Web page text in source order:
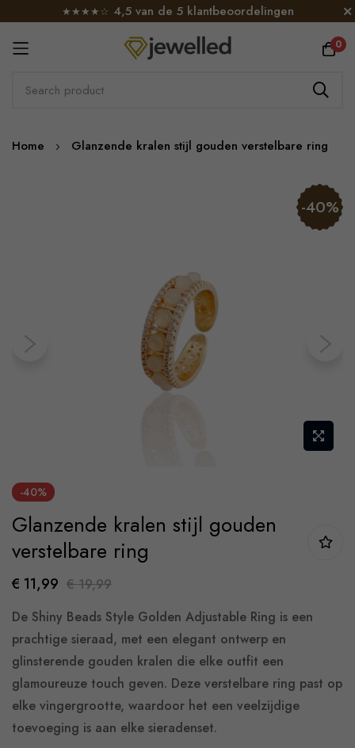
★★★★☆ 4,5 van de 5 klantbeoordelingen
0
Skip
Home Glanzende kralen stijl gouden verstelbare ring
gallery
-40%
to
the
beginning
the
images
gallery
-40%
Glanzende kralen stijl gouden
verstelbare ring
€ 11,99 € 19,99
De Shiny Beads Style Golden Adjustable Ring is een
prachtige sieraad, met een elegant ontwerp en
glinsterende gouden kralen die elke outfit een
glamoureuze touch geven. Deze verstelbare ring past op
elke vingergrootte, waardoor het een veelzijdige
toevoeging is aan elke sieradenset.